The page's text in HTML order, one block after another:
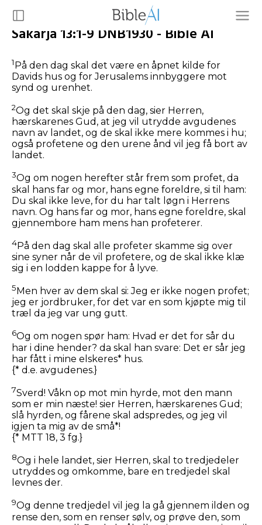
Sakarja 13:1-9 DNB1930 - Bible AI
1På den dag skal det være en åpnet kilde for
Davids hus og for Jerusalems innbyggere mot
synd og urenhet.
2Og det skal skje på den dag, sier Herren,
hærskarenes Gud, at jeg vil utrydde avgudenes
navn av landet, og de skal ikke mere kommes i hu;
også profetene og den urene ånd vil jeg få bort av
landet.
3Og om nogen herefter står frem som profet, da
skal hans far og mor, hans egne foreldre, si til ham:
Du skal ikke leve, for du har talt løgn i Herrens
navn. Og hans far og mor, hans egne foreldre, skal
gjennembore ham mens han profeterer.
4På den dag skal alle profeter skamme sig over
sine syner når de vil profetere, og de skal ikke klæ
sig i en lodden kappe for å lyve.
5 Men hver av dem skal si: Jeg er ikke nogen profet;
jeg er jordbruker, for det var en som kjøpte mig til
træl da jeg var ung gutt.
6Og om nogen spør ham: Hvad er det for sår du
har i dine hender? da skal han svare: Det er sår jeg
har fått i mine elskeres* hus.
{* d.e. avgudenes.}
7Sverd! Våkn op mot min hyrde, mot den mann
som er min næste! sier Herren, hærskarenes Gud;
slå hyrden, og fårene skal adspredes, og jeg vil
igjen ta mig av de små*!
{* MTT 18, 3 fg.}
8Og i hele landet, sier Herren, skal to tredjedeler
utryddes og omkomme, bare en tredjedel skal
levnes der.
9Og denne tredjedel vil jeg la gå gjennem ilden og
rense den, som en renser sølv, og prøve den, som